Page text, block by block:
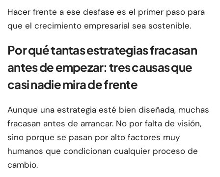
Hacer frente a ese desfase es el primer paso para
que el crecimiento empresarial sea sostenible.
Por qué tantas estrategias fracasan
antes de empezar: tres causas que
casi nadie mira de frente
Aunque una estrategia esté bien diseñada, muchas
fracasan antes de arrancar. No por falta de visión,
sino porque se pasan por alto factores muy
humanos que condicionan cualquier proceso de
cambio.